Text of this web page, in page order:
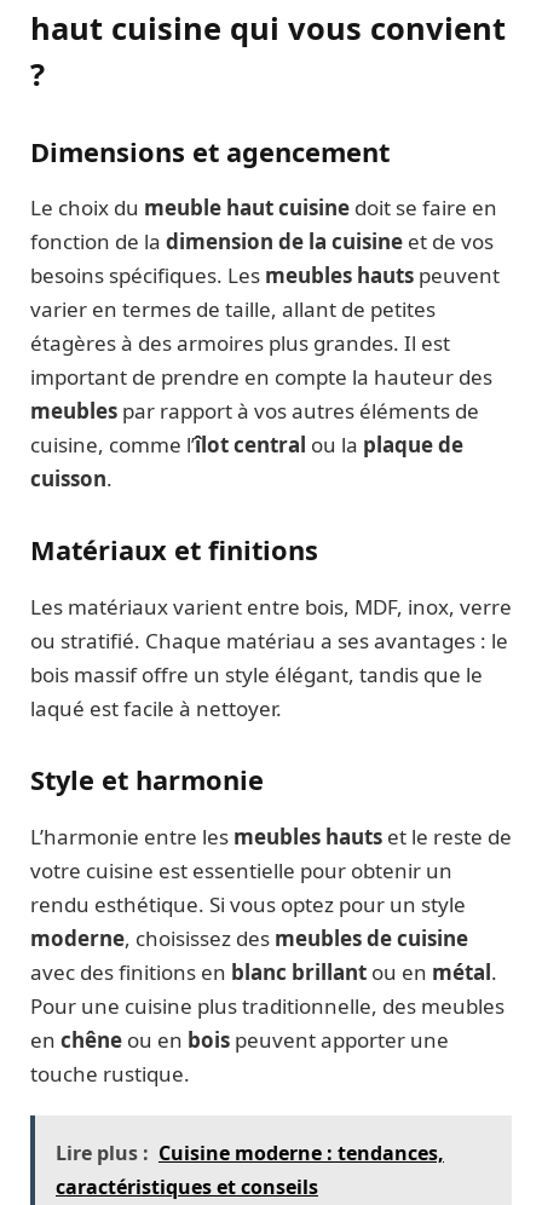
haut cuisine qui vous convient
?
Dimensions et agencement
Le choix du meuble haut cuisine doit se faire en
fonction de la dimension de la cuisine et de vos
besoins spécifiques. Les meubles hauts peuvent
varier en termes de taille, allant de petites
étagères à des armoires plus grandes. Il est
important de prendre en compte la hauteur des
meubles par rapport à vos autres éléments de
cuisine, comme l’îlot central ou la plaque de
cuisson.
Matériaux et finitions
Les matériaux varient entre bois, MDF, inox, verre
ou stratifié. Chaque matériau a ses avantages : le
bois massif offre un style élégant, tandis que le
laqué est facile à nettoyer.
Style et harmonie
L’harmonie entre les meubles hauts et le reste de
votre cuisine est essentielle pour obtenir un
rendu esthétique. Si vous optez pour un style
moderne, choisissez des meubles de cuisine
avec des finitions en blanc brillant ou en métal.
Pour une cuisine plus traditionnelle, des meubles
en chêne ou en bois peuvent apporter une
touche rustique.
Lire plus : Cuisine moderne : tendances,
caractéristiques et conseils